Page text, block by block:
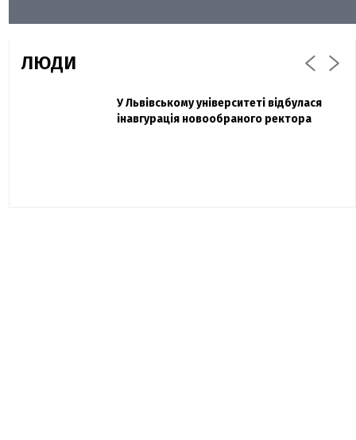
ЛЮДИ
Павло Дак
Захисник "Азовсталі" Діанов вдруге
одружився та показав фото з весілля
У Львівському університеті відбулася
інавгурація новообраного ректора